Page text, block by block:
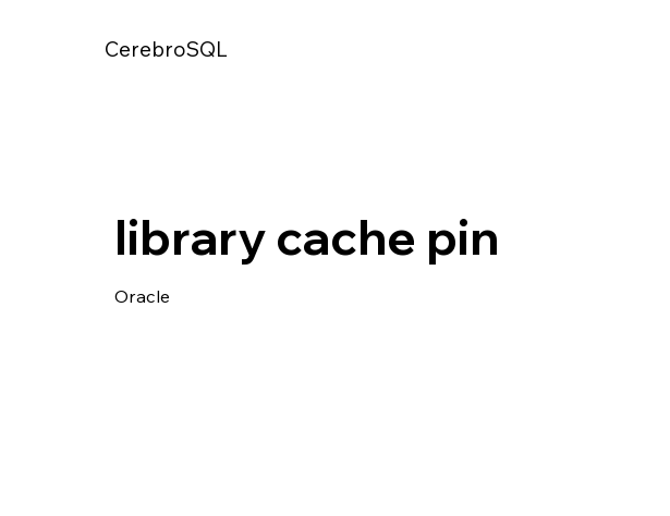
CerebroSQL
library cache pin
Oracle